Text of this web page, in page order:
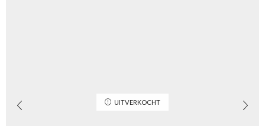
UITVERKOCHT